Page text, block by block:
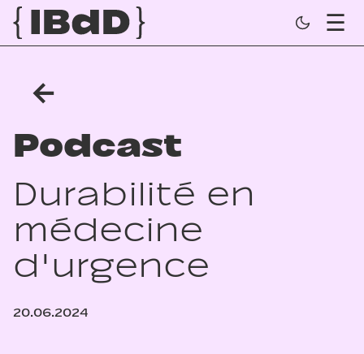
←
Podcast
Durabilité en
médecine
d'urgence
20.06.2024